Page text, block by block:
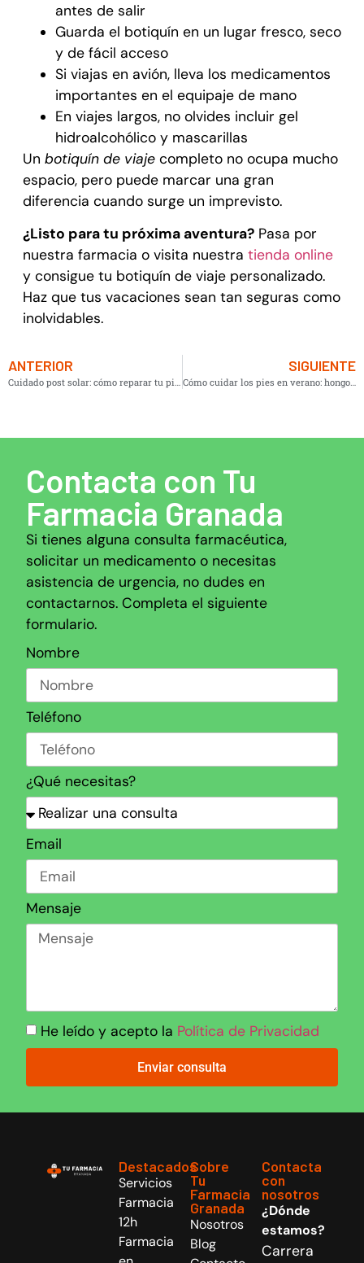
antes de salir
Guarda el botiquín en un lugar fresco, seco
y de fácil acceso
Si viajas en avión, lleva los medicamentos
importantes en el equipaje de mano
En viajes largos, no olvides incluir gel
hidroalcohólico y mascarillas
Un botiquín de viajecompleto no ocupa mucho
espacio, pero puede marcar una gran
diferencia cuando surge un imprevisto.
¿Listo para tu próxima aventura?Pasa por
nuestra farmacia o visita nuestra tienda online
y consigue tu botiquín de viaje personalizado.
Haz que tus vacaciones sean tan seguras como
inolvidables.
ANTERIOR
Cuidado post solar: cómo reparar tu piel después del sol
SIGUIENTE
Cómo cuidar los pies en verano: hongos, rozaduras y sequedad
Contacta con Tu
Farmacia Granada
Si tienes alguna consulta farmacéutica,
solicitar un medicamento o necesitas
asistencia de urgencia, no dudes en
contactarnos. Completa el siguiente
formulario.
Nombre
Teléfono
¿Qué necesitas?
Email
Mensaje
He leído y acepto la Política de Privacidad
Enviar consulta
Destacados
Servicios
Farmacia
12h
Farmacia
Sobre
Tu
Farmacia
Granada
Nosotros
Blog
Contacta
con
nosotros
¿Dónde
estamos?
Carrera